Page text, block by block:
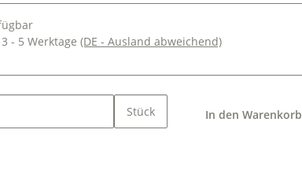
3 - 5 Werktage (DE - Ausland abweichend)
Stück In den Warenkorb